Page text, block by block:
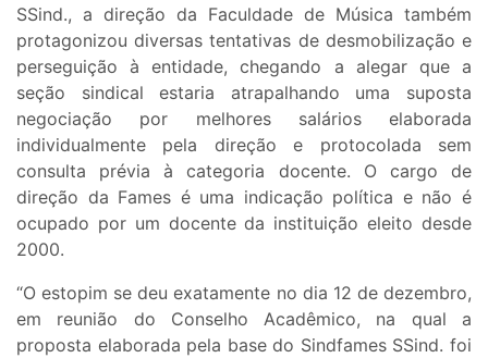
SSind., a direção da Faculdade de Música também
protagonizou diversas tentativas de desmobilização e
perseguição à entidade, chegando a alegar que a
seção sindical estaria atrapalhando uma suposta
negociação por melhores salários elaborada
individualmente pela direção e protocolada sem
consulta prévia à categoria docente. O cargo de
direção da Fames é uma indicação política e não é
ocupado por um docente da instituição eleito desde
2000.
“O estopim se deu exatamente no dia 12 de dezembro,
em reunião do Conselho Acadêmico, na qual a
proposta elaborada pela base do Sindfames SSind. foi